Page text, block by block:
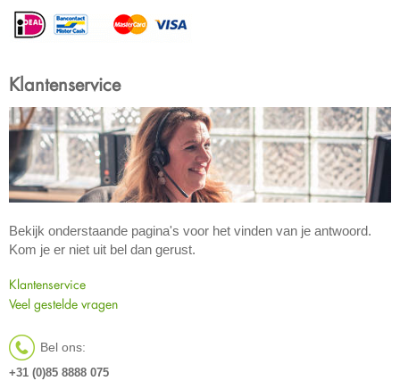
Klantenservice
Bekijk onderstaande pagina's voor het vinden van je antwoord.
Kom je er niet uit bel dan gerust.
Klantenservice
Veel gestelde vragen
Bel ons:
+31 (0)85 8888 075